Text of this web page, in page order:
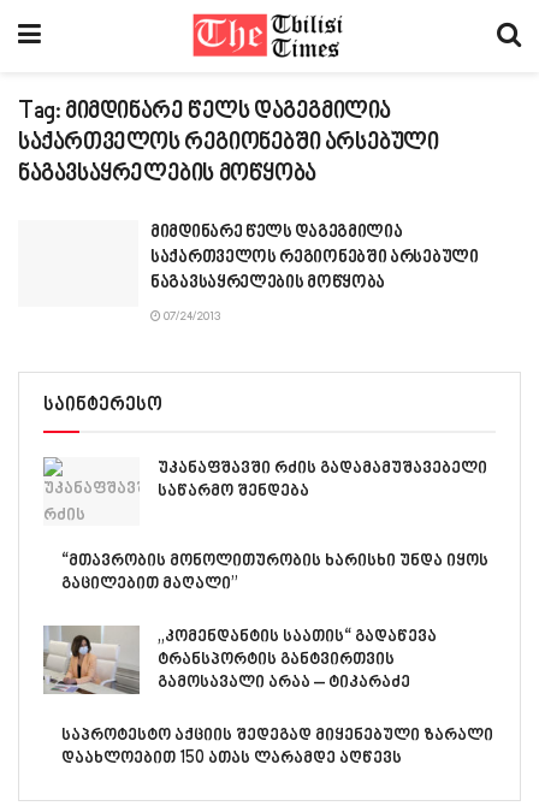
Tag: მიმდინარე წელს დაგეგმილია
საქართველოს რეგიონებში არსებული
ნაგავსაყრელების მოწყობა
მიმდინარე წელს დაგეგმილია
საქართველოს რეგიონებში არსებული
ნაგავსაყრელების მოწყობა
07/24/2013
საინტერესო
უკანაფშავში რძის გადამამუშავებელი
საწარმო შენდება
“მთავრობის მონოლითურობის ხარისხი უნდა იყოს
გაცილებით მაღალი”
„კომენდანტის საათის“ გადაწევა
ტრანსპორტის განტვირთვის
გამოსავალი არაა – ტიკარაძე
საპროტესტო აქციის შედეგად მიყენებული ზარალი
დაახლოებით 150 ათას ლარამდე აღწევს